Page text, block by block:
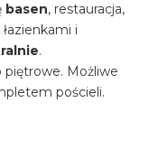
basen, restauracja,
i
.
piętrowe. Możliwe
pościeli.